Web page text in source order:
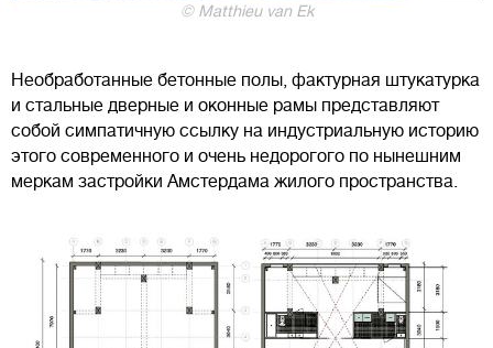
© Matthieu van Ek
Необработанные бетонные полы, фактурная штукатурка
и стальные дверные и оконные рамы представляют
собой симпатичную ссылку на индустриальную историю
этого современного и очень недорогого по нынешним
меркам застройки Амстердама жилого пространства.